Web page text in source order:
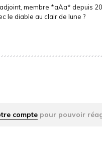
membre *aAa* depuis
le diable au clair de lune ?
compte pour pouvoir